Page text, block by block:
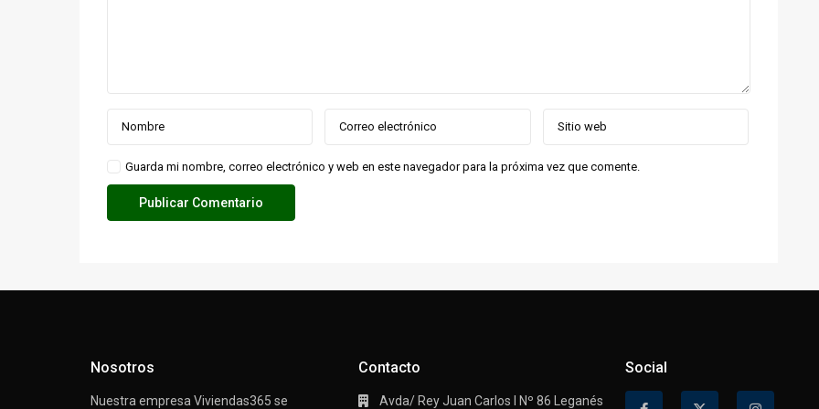
Guarda mi nombre, correo electrónico y web en este navegador para la próxima vez que comente.
Nosotros
Nuestra empresa Viviendas365 se
Contacto
Avda/ Rey Juan Carlos I Nº 86 Leganés
Social